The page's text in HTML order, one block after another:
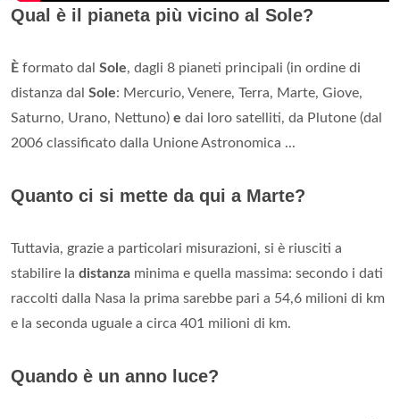
Qual è il pianeta più vicino al Sole?
È formato dal Sole, dagli 8 pianeti principali (in ordine di
distanza dal Sole: Mercurio, Venere, Terra, Marte, Giove,
Saturno, Urano, Nettuno) e dai loro satelliti, da Plutone (dal
2006 classificato dalla Unione Astronomica ...
Quanto ci si mette da qui a Marte?
Tuttavia, grazie a particolari misurazioni, si è riusciti a
stabilire la distanza minima e quella massima: secondo i dati
raccolti dalla Nasa la prima sarebbe pari a 54,6 milioni di km
e la seconda uguale a circa 401 milioni di km.
Quando è un anno luce?